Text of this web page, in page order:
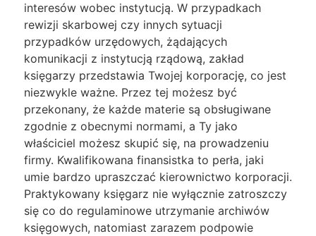
interesów wobec instytucją. W przypadkach
rewizji skarbowej czy innych sytuacji
przypadków urzędowych, żądających
komunikacji z instytucją rządową, zakład
księgarzy przedstawia Twojej korporację, co jest
niezwykle ważne. Przez tej możesz być
przekonany, że każde materie są obsługiwane
zgodnie z obecnymi normami, a Ty jako
właściciel możesz skupić się, na prowadzeniu
firmy. Kwalifikowana finansistka to perła, jaki
umie bardzo upraszczać kierownictwo korporacji.
Praktykowany księgarz nie wyłącznie zatroszczy
się co do regulaminowe utrzymanie archiwów
księgowych, natomiast zarazem podpowie